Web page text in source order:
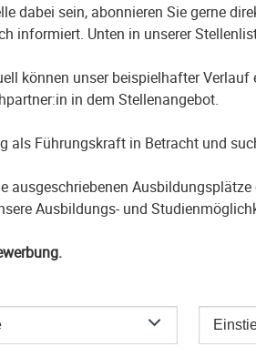
dabei sein, abonnieren Sie gerne
informiert. Unten in unserer
können unser beispielhafter Verlauf
in dem Stellenangebot.
als Führungskraft in Betracht und
ausgeschriebenen
Ausbildungs- und